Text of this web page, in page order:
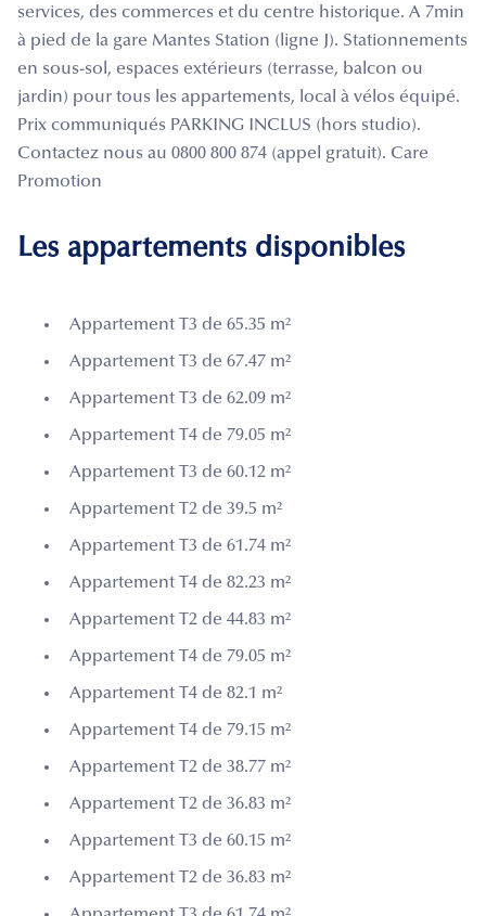
services, des commerces et du centre historique. A 7min
à pied de la gare Mantes Station (ligne J). Stationnements
en sous-sol, espaces extérieurs (terrasse, balcon ou
jardin) pour tous les appartements, local à vélos équipé.
Prix communiqués PARKING INCLUS (hors studio).
Contactez nous au 0800 800 874 (appel gratuit). Care
Promotion
Les appartements disponibles
Appartement T3 de 65.35 m²
Appartement T3 de 67.47 m²
Appartement T3 de 62.09 m²
Appartement T4 de 79.05 m²
Appartement T3 de 60.12 m²
Appartement T2 de 39.5 m²
Appartement T3 de 61.74 m²
Appartement T4 de 82.23 m²
Appartement T2 de 44.83 m²
Appartement T4 de 79.05 m²
Appartement T4 de 82.1 m²
Appartement T4 de 79.15 m²
Appartement T2 de 38.77 m²
Appartement T2 de 36.83 m²
Appartement T3 de 60.15 m²
Appartement T2 de 36.83 m²